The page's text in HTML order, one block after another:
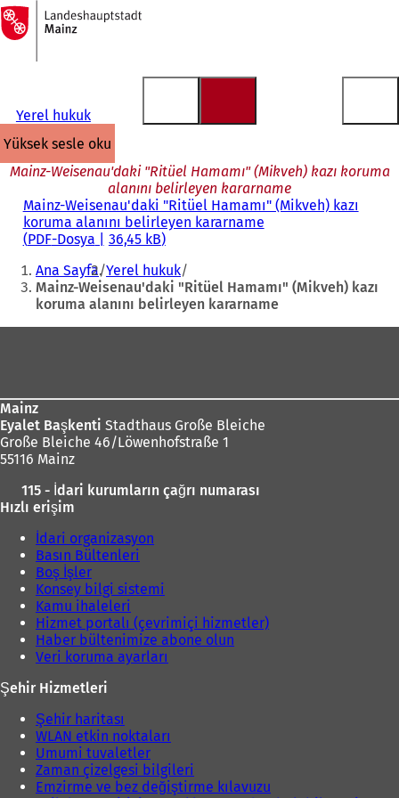
İçeriğe atla
Ana
sayfaya
Yerel hukuk
yüksek sesle oku
Mainz-Weisenau'daki "Ritüel Hamamı" (Mikveh) kazı koruma
alanını belirleyen kararname
Mainz-Weisenau'daki "Ritüel Hamamı" (Mikveh) kazı
koruma alanını belirleyen kararname
PDF-Dosya 36,45 kB
Buradasınız:
Ana Sayfa Yerel hukuk
Mainz-Weisenau'daki "Ritüel Hamamı" (Mikveh) kazı
koruma alanını belirleyen kararname
Mainz
Eyalet Başkenti Stadthaus Große Bleiche
Große Bleiche 46/Löwenhofstraße 1
55116 Mainz
115 - İdari kurumların çağrı numarası
Hızlı erişim
İdari organizasyon
Basın Bültenleri
Boş İşler
Konsey bilgi sistemi
Kamu ihaleleri
Hizmet portalı (çevrimiçi hizmetler)
Haber bültenimize abone olun
Veri koruma ayarları
Şehir Hizmetleri
Şehir haritası
WLAN etkin noktaları
Umumi tuvaletler
Zaman çizelgesi bilgileri
Emzirme ve bez değiştirme kılavuzu